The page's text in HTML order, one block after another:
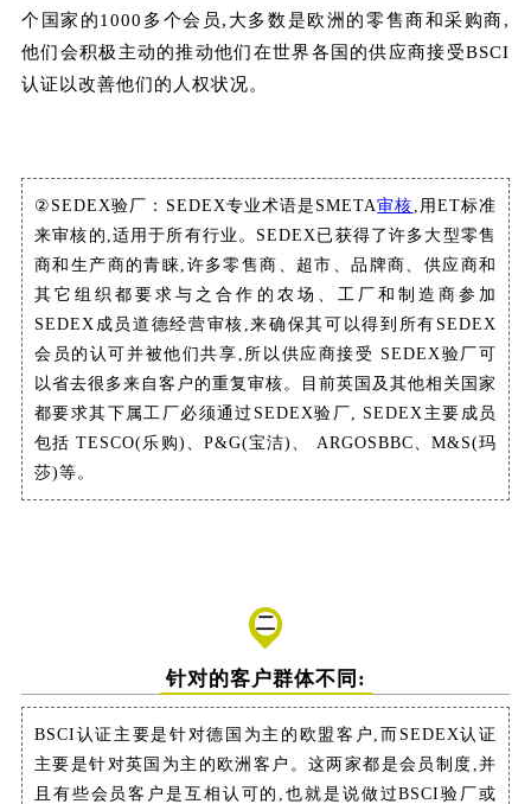
个国家的1000多个会员,大多数是欧洲的零售商和采购商,
他们会积极主动的推动他们在世界各国的供应商接受BSCI
认证以改善他们的人权状况。
②SEDEX验厂：SEDEX专业术语是SMETA审核 ,用ET标准
来审核的,适用于所有行业。SEDEX已获得了许多大型零售
商和生产商的青睐,许多零售商、超市、品牌商、供应商和
其它组织都要求与之合作的农场、工厂和制造商参加
SEDEX成员道德经营审核,来确保其可以得到所有SEDEX
会员的认可并被他们共享,所以供应商接受 SEDEX验厂可
以省去很多来自客户的重复审核。目前英国及其他相关国家
都要求其下属工厂必须通过SEDEX验厂, SEDEX主要成员
包括 TESCO(乐购)、P&G(宝洁)、 ARGOSBBC、M&S(玛
莎)等。
二
针对的客户群体不同:
BSCI认证主要是针对德国为主的欧盟客户,而SEDEX认证
主要是针对英国为主的欧洲客户。这两家都是会员制度,并
且有些会员客户是互相认可的,也就是说做过BSCI验厂或